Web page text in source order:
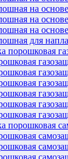
на
на
на
для
порошковая
порошковая